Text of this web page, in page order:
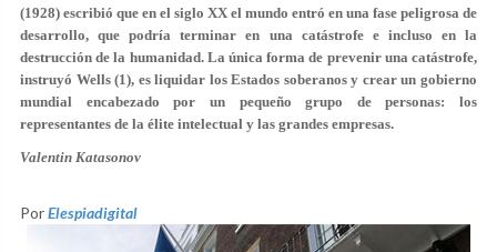
(1928) escribió que en el siglo XX el mundo entró en una fase peligrosa de
desarrollo, que podría terminar en una catástrofe e incluso en la
destrucción de la humanidad. La única forma de prevenir una catástrofe,
instruyó Wells (1), es liquidar los Estados soberanos y crear un gobierno
mundial encabezado por un pequeño grupo de personas: los
representantes de la élite intelectual y las grandes empresas.
Valentin Katasonov
PorElespiadigital